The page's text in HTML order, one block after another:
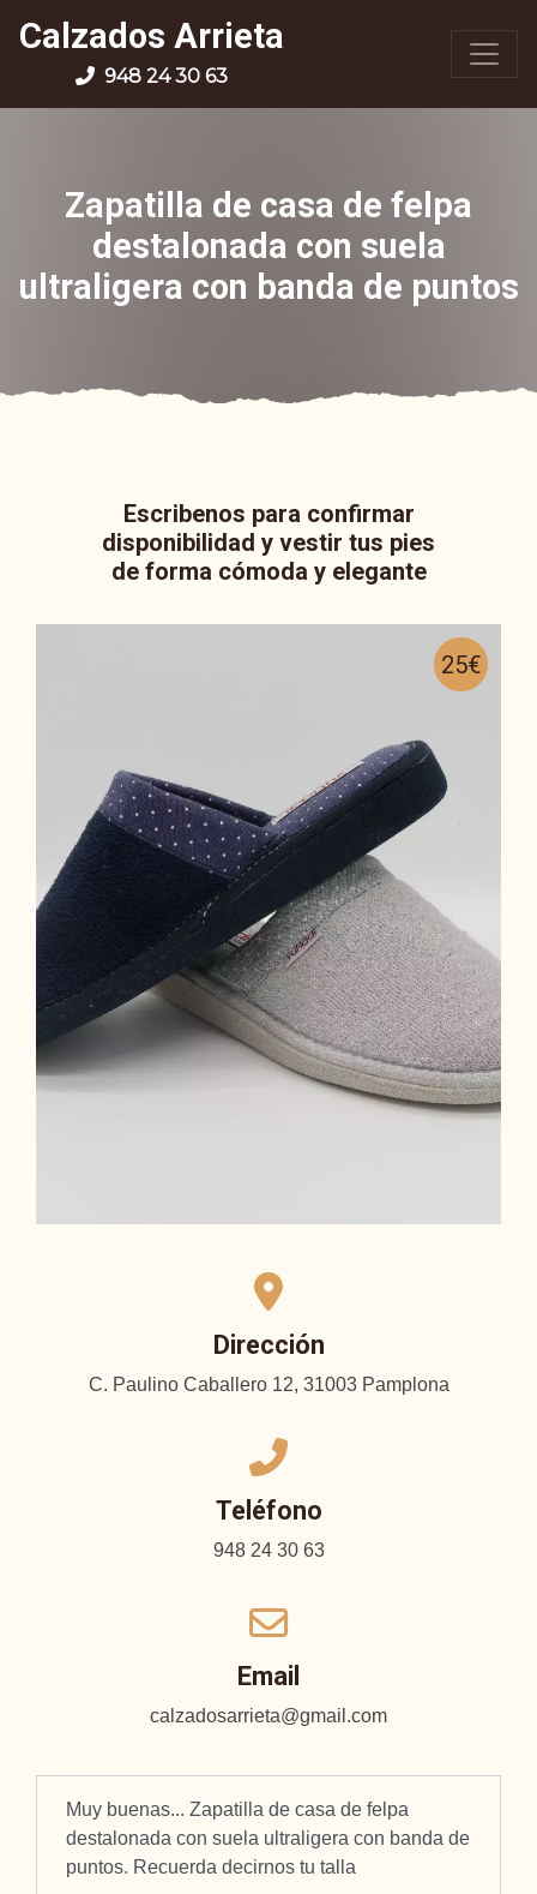
Calzados Arrieta
948 24 30 63
Zapatilla de casa de felpa
destalonada con suela
ultraligera con banda de puntos
Escribenos para confirmar
disponibilidad y vestir tus pies
de forma cómoda y elegante
25€
Dirección
C. Paulino Caballero 12, 31003 Pamplona
Teléfono
948 24 30 63
Email
calzadosarrieta@gmail.com